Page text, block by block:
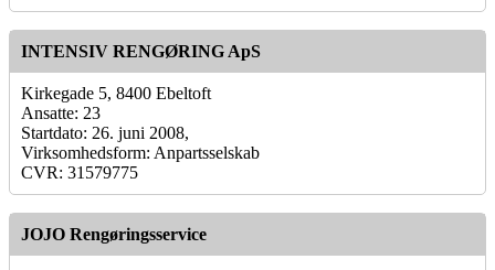
INTENSIV RENGØRING ApS
Kirkegade 5, 8400 Ebeltoft
Ansatte: 23
Startdato: 26. juni 2008,
Virksomhedsform: Anpartsselskab
CVR: 31579775
JOJO Rengøringsservice